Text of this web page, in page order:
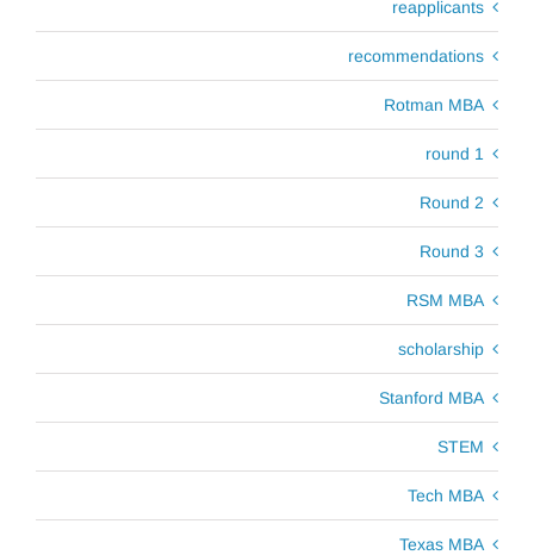
reapplicants
recommendations
Rotman MBA
round 1
Round 2
Round 3
RSM MBA
scholarship
Stanford MBA
STEM
Tech MBA
Texas MBA